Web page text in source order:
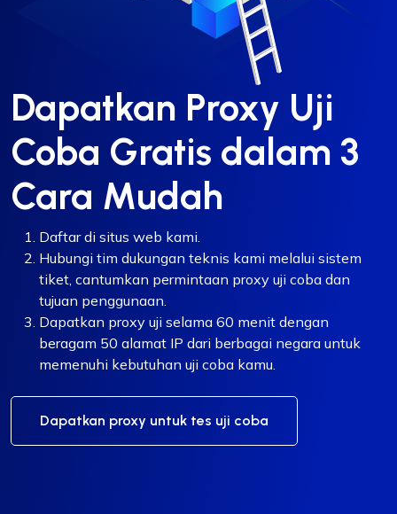
Dapatkan Proxy Uji
Coba Gratis dalam 3
Cara Mudah
Daftar di situs web kami.
Hubungi tim dukungan teknis kami melalui sistem
tiket, cantumkan permintaan proxy uji coba dan
tujuan penggunaan.
Dapatkan proxy uji selama 60 menit dengan
beragam 50 alamat IP dari berbagai negara untuk
memenuhi kebutuhan uji coba kamu.
Dapatkan proxy untuk tes uji coba